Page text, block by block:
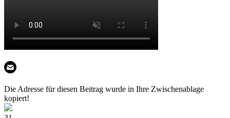
Die Adresse für diesen Beitrag wurde in Ihre Zwischenablage
kopiert!